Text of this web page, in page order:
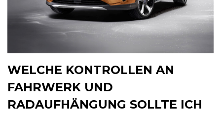
WELCHE KONTROLLEN AN
FAHRWERK UND
RADAUFHÄNGUNG SOLLTE ICH